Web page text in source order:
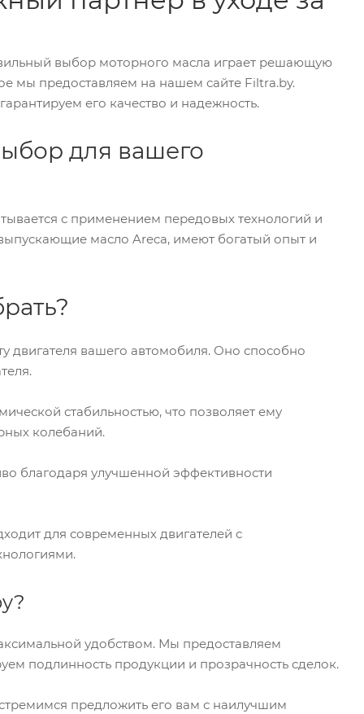
выбор моторного масла играет решающую
мы предоставляем на нашем сайте Filtra.by.
его качество и надежность.
для вашего
с применением передовых технологий и
масло Areca, имеют богатый опыт и
двигателя вашего автомобиля. Оно способно
стабильностью, что позволяет ему
колебаний.
благодаря улучшенной эффективности
для современных двигателей с
удобством. Мы предоставляем
подлинность продукции и прозрачность сделок.
предложить его вам с наилучшим